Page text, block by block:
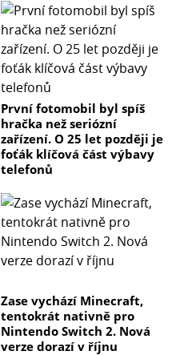
První fotomobil byl spíš
hračka než seriózní
zařízení. O 25 let později je
foťák klíčová část výbavy
telefonů
Zase vychází Minecraft,
tentokrát nativně pro
Nintendo Switch 2. Nová
verze dorazí v říjnu